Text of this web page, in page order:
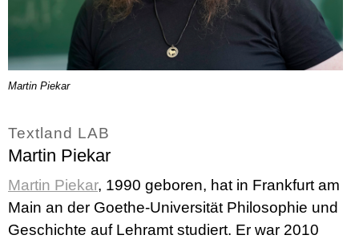
Martin Piekar
Textland LAB
Martin Piekar
Martin Piekar, 1990 geboren, hat in Frankfurt am
Main an der Goethe-Universität Philosophie und
Geschichte auf Lehramt studiert. Er war 2010